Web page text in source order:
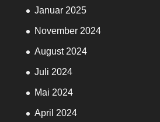
Januar 2025
November 2024
August 2024
Juli 2024
Mai 2024
April 2024